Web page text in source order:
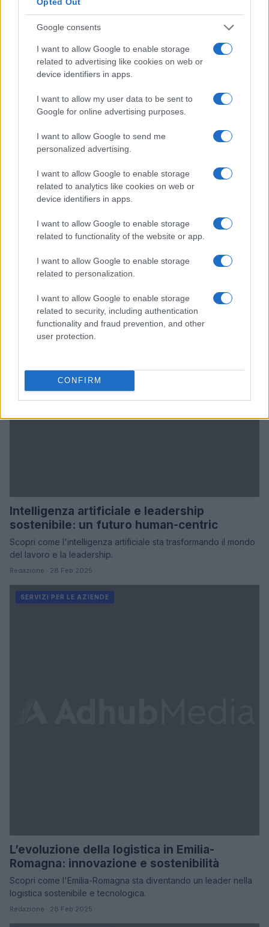
Google consents
I want to allow Google to enable storage
related to advertising like cookies on web or
device identifiers in apps.
I want to allow my user data to be sent to
Google for online advertising purposes.
I want to allow Google to send me
personalized advertising.
I want to allow Google to enable storage
related to analytics like cookies on web or
device identifiers in apps.
I want to allow Google to enable storage
related to functionality of the website or app.
I want to allow Google to enable storage
related to personalization.
I want to allow Google to enable storage
related to security, including authentication
functionality and fraud prevention, and other
user protection.
CONFIRM
Innovazione digitale: come l’intelligenza
artificiale e il 5G trasformano la logistica
Scopri come TIM Enterprise sta guidando la trasformazione
Redazione · 1 Mar 2025
SERVIZI PER LE AZIENDE
Intelligenza artificiale e leadership
sostenibile: un futuro human-centric
Scopri come l'intelligenza artificiale sta trasformando il mondo
del lavoro e la leadership.
Redazione · 28 Feb 2025
SERVIZI PER LE AZIENDE
L’evoluzione della logistica in Emilia-
Romagna: innovazione e sostenibilità
Scopri come l'Emilia-Romagna sta diventando un leader nella
logistica sostenibile e tecnologica.
Redazione · 28 Feb 2025